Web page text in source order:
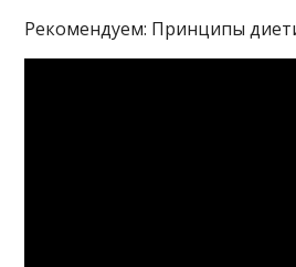
Рекомендуем: Принципы